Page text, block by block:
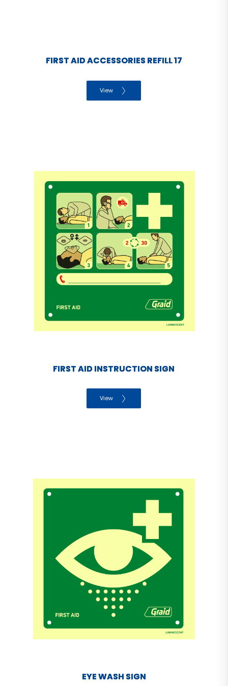
FIRST AID ACCESSORIES REFILL 17
View
FIRST AID INSTRUCTION SIGN
View
EYE WASH SIGN